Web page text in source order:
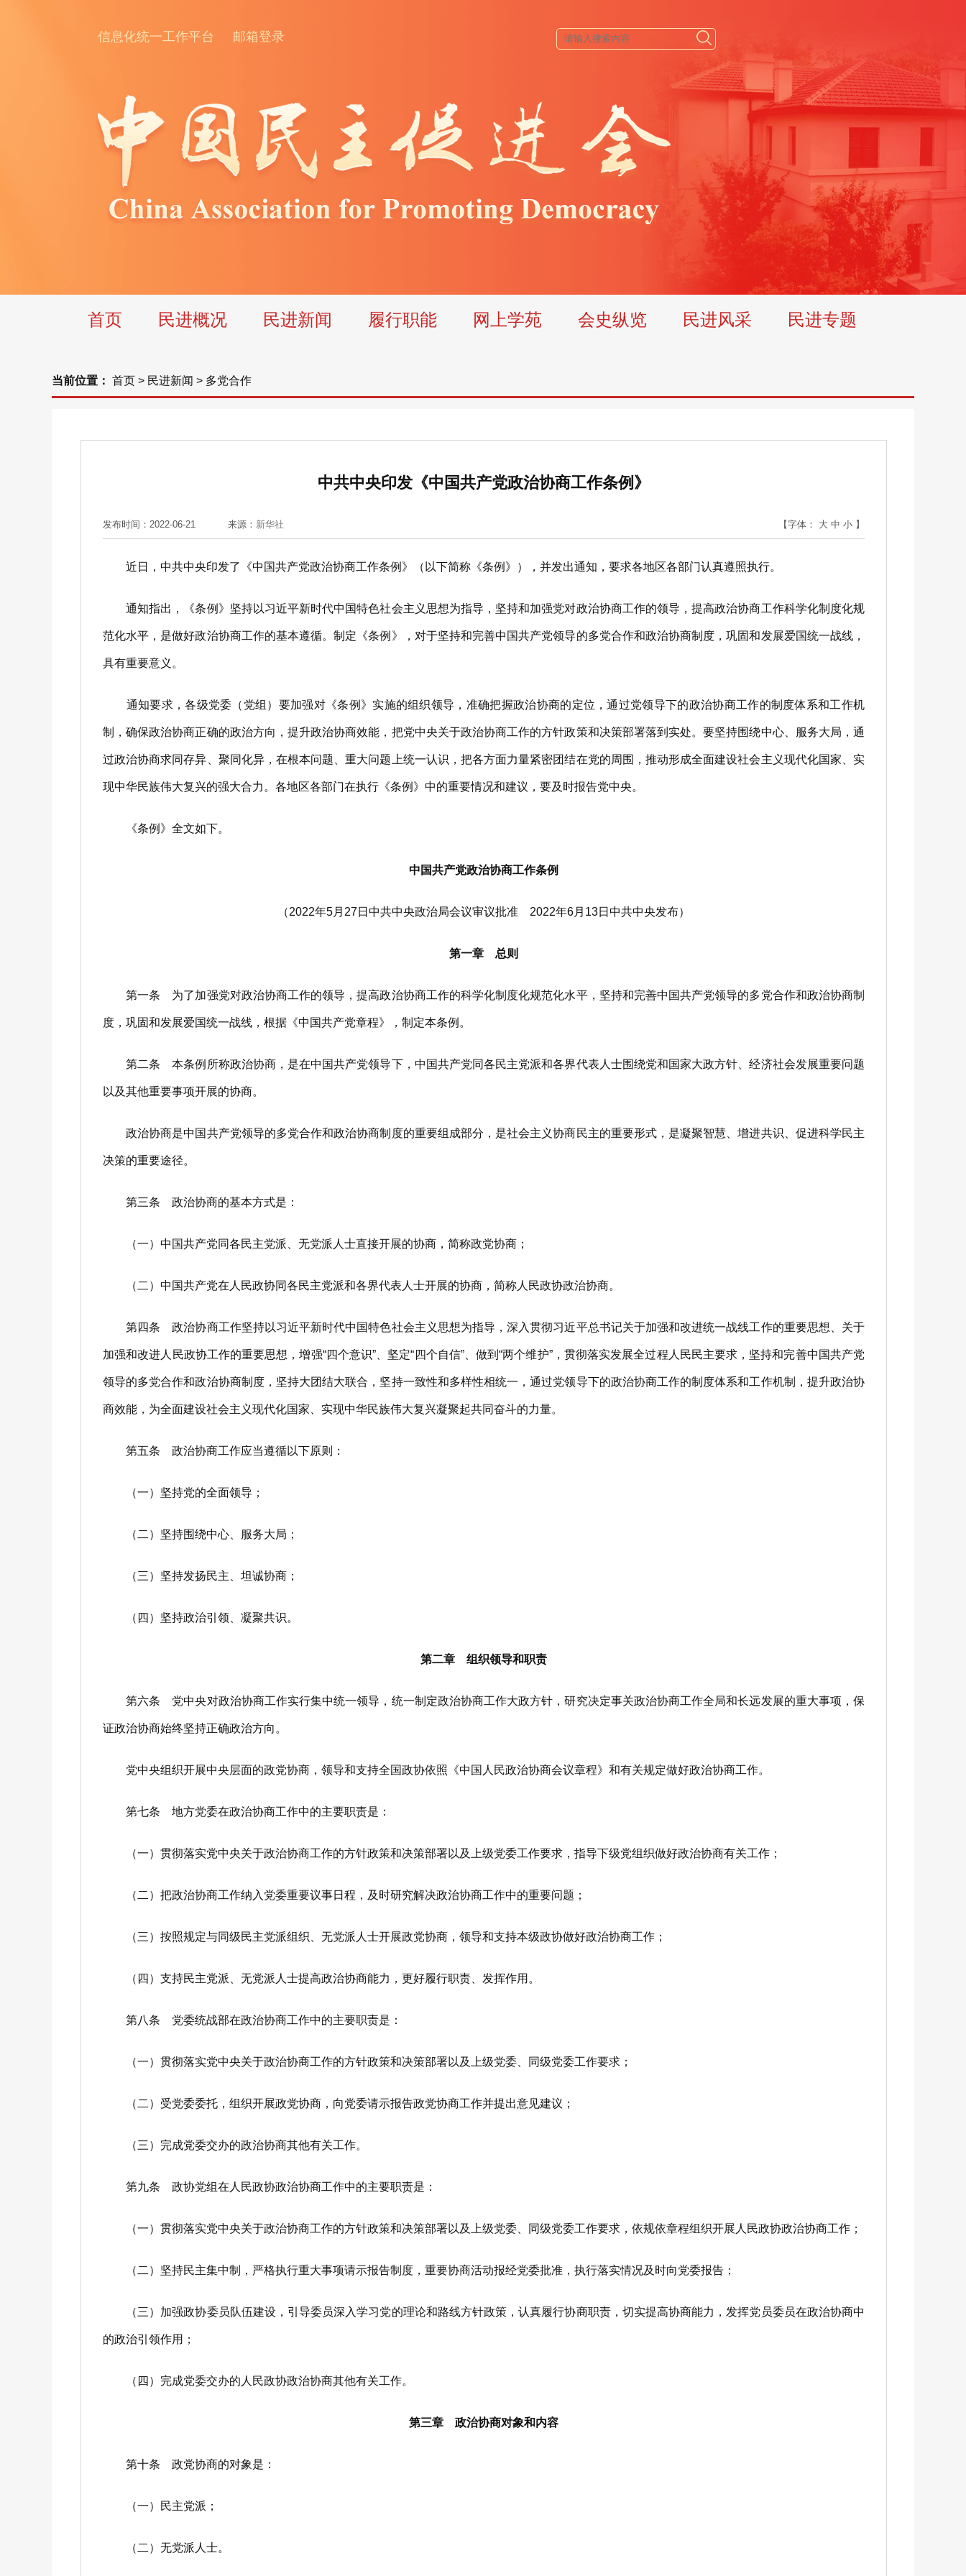
信息化统一工作平台 邮箱登录
首页 民进概况 民进新闻 履行职能 网上学苑 会史纵览 民进风采 民进专题
当前位置： 首页 > 民进新闻 > 多党合作
中共中央印发《中国共产党政治协商工作条例》
发布时间：2022-06-21 来源： 新华社 【字体： 大 中 小 】
近日，中共中央印发了《中国共产党政治协商工作条例》（以下简称《条例》），并发出通知，要求各地区各部门认真遵照执行。
通知指出，《条例》坚持以习近平新时代中国特色社会主义思想为指导，坚持和加强党对政治协商工作的领导，提高政治协商工作科学化制度化规
范化水平，是做好政治协商工作的基本遵循。制定《条例》，对于坚持和完善中国共产党领导的多党合作和政治协商制度，巩固和发展爱国统一战线，
具有重要意义。
通知要求，各级党委（党组）要加强对《条例》实施的组织领导，准确把握政治协商的定位，通过党领导下的政治协商工作的制度体系和工作机
制，确保政治协商正确的政治方向，提升政治协商效能，把党中央关于政治协商工作的方针政策和决策部署落到实处。要坚持围绕中心、服务大局，通
过政治协商求同存异、聚同化异，在根本问题、重大问题上统一认识，把各方面力量紧密团结在党的周围，推动形成全面建设社会主义现代化国家、实
现中华民族伟大复兴的强大合力。各地区各部门在执行《条例》中的重要情况和建议，要及时报告党中央。
《条例》全文如下。
中国共产党政治协商工作条例
（2022年5月27日中共中央政治局会议审议批准 2022年6月13日中共中央发布）
第一章 总则
第一条 为了加强党对政治协商工作的领导，提高政治协商工作的科学化制度化规范化水平，坚持和完善中国共产党领导的多党合作和政治协商制
度，巩固和发展爱国统一战线，根据《中国共产党章程》，制定本条例。
第二条 本条例所称政治协商，是在中国共产党领导下，中国共产党同各民主党派和各界代表人士围绕党和国家大政方针、经济社会发展重要问题
以及其他重要事项开展的协商。
政治协商是中国共产党领导的多党合作和政治协商制度的重要组成部分，是社会主义协商民主的重要形式，是凝聚智慧、增进共识、促进科学民主
决策的重要途径。
第三条 政治协商的基本方式是：
（一）中国共产党同各民主党派、无党派人士直接开展的协商，简称政党协商；
（二）中国共产党在人民政协同各民主党派和各界代表人士开展的协商，简称人民政协政治协商。
第四条 政治协商工作坚持以习近平新时代中国特色社会主义思想为指导，深入贯彻习近平总书记关于加强和改进统一战线工作的重要思想、关于
加强和改进人民政协工作的重要思想，增强“四个意识”、坚定“四个自信”、做到“两个维护”，贯彻落实发展全过程人民民主要求，坚持和完善中国共产党
领导的多党合作和政治协商制度，坚持大团结大联合，坚持一致性和多样性相统一，通过党领导下的政治协商工作的制度体系和工作机制，提升政治协
商效能，为全面建设社会主义现代化国家、实现中华民族伟大复兴凝聚起共同奋斗的力量。
第五条 政治协商工作应当遵循以下原则：
（一）坚持党的全面领导；
（二）坚持围绕中心、服务大局；
（三）坚持发扬民主、坦诚协商；
（四）坚持政治引领、凝聚共识。
第二章 组织领导和职责
第六条 党中央对政治协商工作实行集中统一领导，统一制定政治协商工作大政方针，研究决定事关政治协商工作全局和长远发展的重大事项，保
证政治协商始终坚持正确政治方向。
党中央组织开展中央层面的政党协商，领导和支持全国政协依照《中国人民政治协商会议章程》和有关规定做好政治协商工作。
第七条 地方党委在政治协商工作中的主要职责是：
（一）贯彻落实党中央关于政治协商工作的方针政策和决策部署以及上级党委工作要求，指导下级党组织做好政治协商有关工作；
（二）把政治协商工作纳入党委重要议事日程，及时研究解决政治协商工作中的重要问题；
（三）按照规定与同级民主党派组织、无党派人士开展政党协商，领导和支持本级政协做好政治协商工作；
（四）支持民主党派、无党派人士提高政治协商能力，更好履行职责、发挥作用。
第八条 党委统战部在政治协商工作中的主要职责是：
（一）贯彻落实党中央关于政治协商工作的方针政策和决策部署以及上级党委、同级党委工作要求；
（二）受党委委托，组织开展政党协商，向党委请示报告政党协商工作并提出意见建议；
（三）完成党委交办的政治协商其他有关工作。
第九条 政协党组在人民政协政治协商工作中的主要职责是：
（一）贯彻落实党中央关于政治协商工作的方针政策和决策部署以及上级党委、同级党委工作要求，依规依章程组织开展人民政协政治协商工作；
（二）坚持民主集中制，严格执行重大事项请示报告制度，重要协商活动报经党委批准，执行落实情况及时向党委报告；
（三）加强政协委员队伍建设，引导委员深入学习党的理论和路线方针政策，认真履行协商职责，切实提高协商能力，发挥党员委员在政治协商中
的政治引领作用；
（四）完成党委交办的人民政协政治协商其他有关工作。
第三章 政治协商对象和内容
第十条 政党协商的对象是：
（一）民主党派；
（二）无党派人士。